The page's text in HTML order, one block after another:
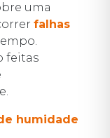
uma
falhas
feitas
humidade